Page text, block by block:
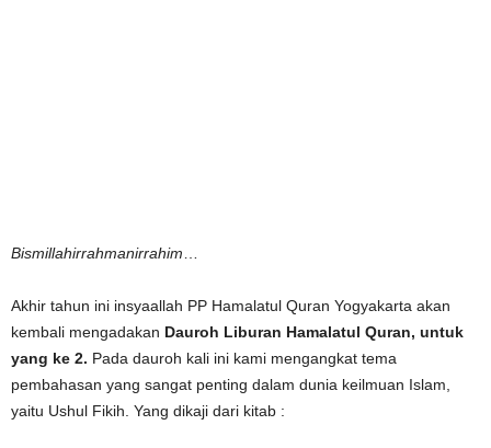
Bismillahirrahmanirrahim
Akhir tahun ini insyaallah PP Hamalatul Quran Yogyakarta akan
kembali mengadakan Dauroh Liburan Hamalatul Quran, untuk
yang ke 2. Pada dauroh kali ini kami mengangkat tema
pembahasan yang sangat penting dalam dunia keilmuan Islam,
yaitu Ushul Fikih. Yang dikaji dari kitab :